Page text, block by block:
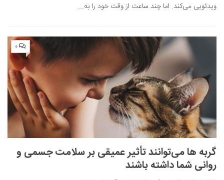
ویدئویی می‌کند. اما چند ساعت از وقت خود را به...
۰
گربه ها می‌توانند تأثیر عمیقی بر سلامت جسمی و
روانی شما داشته باشند